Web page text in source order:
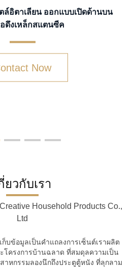
ล์อิตาเลียน ออกแบบเปิดด้านบน
ดึงเหล็กสแตนซีค
Now
ยวกับเรา
Household Products Co.,
Ltd
ก็บข้อมูลเป็นคําแถลงการเซ็นต์เราผลิต
โครงการบ้านฉลาด ที่สมดุลความเป็น
าหกรรมลองนึกถึงประตูตู้หนัง ที่ลุกลาม